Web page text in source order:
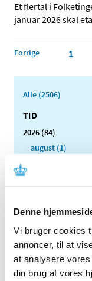
Denne
Vi bruger cookies
annoncer, til at
at analysere
din brug af vores
Et flertal i
januar 2026 skal
Forrige 1
Alle (2506)
TID
2026 (84)
august (1)
april (6)
februar (11)
januar (16)
2025 (158)